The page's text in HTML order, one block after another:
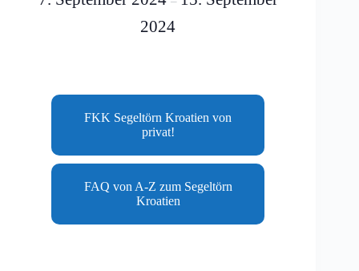
2024
FKK Segeltörn Kroatien von
privat!
FAQ von A-Z zum Segeltörn
Kroatien